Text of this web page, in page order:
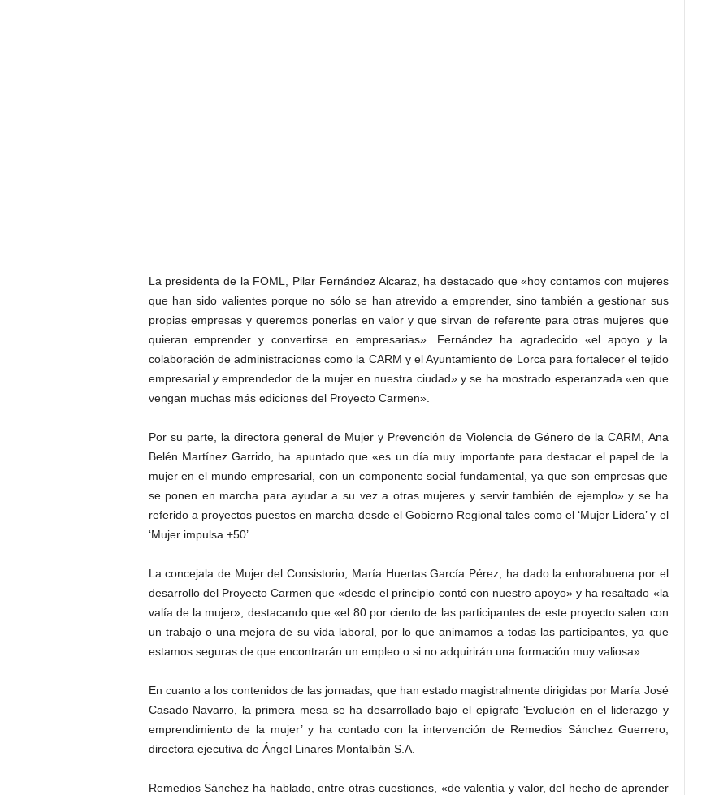
La presidenta de la FOML, Pilar Fernández Alcaraz, ha destacado que «hoy contamos con mujeres
que han sido valientes porque no sólo se han atrevido a emprender, sino también a gestionar sus
propias empresas y queremos ponerlas en valor y que sirvan de referente para otras mujeres que
quieran emprender y convertirse en empresarias». Fernández ha agradecido «el apoyo y la
colaboración de administraciones como la CARM y el Ayuntamiento de Lorca para fortalecer el tejido
empresarial y emprendedor de la mujer en nuestra ciudad» y se ha mostrado esperanzada «en que
vengan muchas más ediciones del Proyecto Carmen».
Por su parte, la directora general de Mujer y Prevención de Violencia de Género de la CARM, Ana
Belén Martínez Garrido, ha apuntado que «es un día muy importante para destacar el papel de la
mujer en el mundo empresarial, con un componente social fundamental, ya que son empresas que
se ponen en marcha para ayudar a su vez a otras mujeres y servir también de ejemplo» y se ha
referido a proyectos puestos en marcha desde el Gobierno Regional tales como el ‘Mujer Lidera’ y el
‘Mujer impulsa +50’.
La concejala de Mujer del Consistorio, María Huertas García Pérez, ha dado la enhorabuena por el
desarrollo del Proyecto Carmen que «desde el principio contó con nuestro apoyo» y ha resaltado «la
valía de la mujer», destacando que «el 80 por ciento de las participantes de este proyecto salen con
un trabajo o una mejora de su vida laboral, por lo que animamos a todas las participantes, ya que
estamos seguras de que encontrarán un empleo o si no adquirirán una formación muy valiosa».
En cuanto a los contenidos de las jornadas, que han estado magistralmente dirigidas por María José
Casado Navarro, la primera mesa se ha desarrollado bajo el epígrafe ‘Evolución en el liderazgo y
emprendimiento de la mujer’ y ha contado con la intervención de Remedios Sánchez Guerrero,
directora ejecutiva de Ángel Linares Montalbán S.A.
Remedios Sánchez ha hablado, entre otras cuestiones, «de valentía y valor, del hecho de aprender